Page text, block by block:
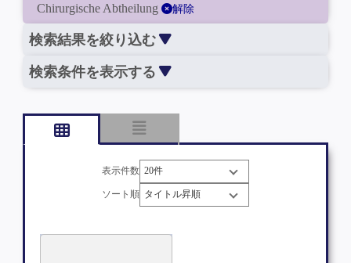
Chirurgische Abtheilung
解除
検索結果を絞り込む
検索条件を表示する
表示件数
ソート順